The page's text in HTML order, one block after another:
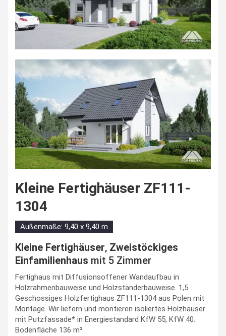
Kleine Fertighäuser ZF111-
1304
Außenmaße: 9,40 x 9,40 m
Kleine Fertighäuser, Zweistöckiges
Einfamilienhaus mit 5 Zimmer
Fertighaus mit Diffusionsoffener Wandaufbau in
Holzrahmenbauweise und Holzständerbauweise. 1,5
Geschossiges Holzfertighaus ZF111-1304 aus Polen mit
Montage. Wir liefern und montieren isoliertes Holzhäuser
mit Putzfassade* in Energiestandard KfW 55, KfW 40.
Bodenfläche 136 m²